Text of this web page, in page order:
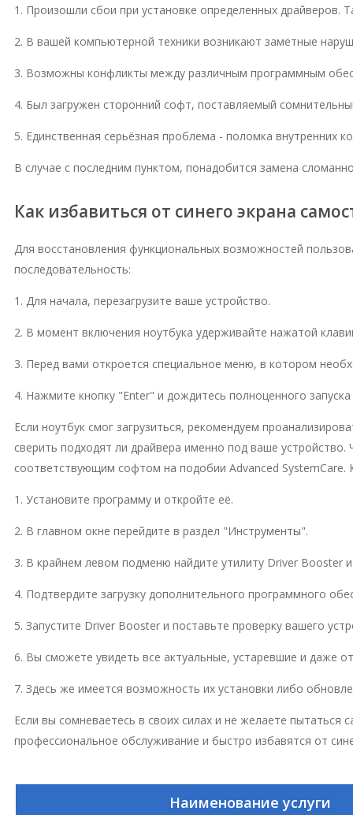
1. Произошли сбои при установке определенных драйверов.
2. В вашей компьютерной техники возникают заметные
3. Возможны конфликты между различным программным
4. Был загружен сторонний софт, поставляемый
5. Единственная серьёзная проблема - поломка внутренних
В случае с последним пунктом, понадобится замена
Как избавиться от синего экрана
Для восстановления функциональных возможностей
последовательность:
1. Для начала, перезагрузите ваше устройство.
2. В момент включения ноутбука удерживайте нажатой
3. Перед вами откроется специальное меню, в котором
4. Нажмите кнопку "Enter" и дождитесь полноценного
Если ноутбук смог загрузиться, рекомендуем
сверить подходят ли драйвера именно под ваше
соответствующим софтом на подобии Advanced SystemCare.
1. Установите программу и откройте её.
2. В главном окне перейдите в раздел "Инструменты".
3. В крайнем левом подменю найдите утилиту Driver Booster
4. Подтвердите загрузку дополнительного программного
5. Запустите Driver Booster и поставьте проверку вашего
6. Вы сможете увидеть все актуальные, устаревшие и даже
7. Здесь же имеется возможность их установки либо
Если вы сомневаетесь в своих силах и не желаете
профессиональное обслуживание и быстро избавятся от
Наименование услуги